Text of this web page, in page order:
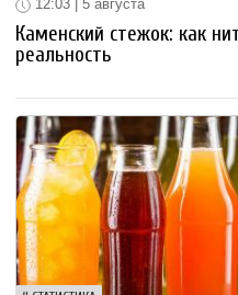
12:03 | 5 августа
Каменский стежок: как
реальность